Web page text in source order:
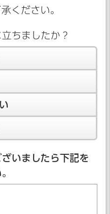
ください。
ちましたか？
いましたら下記を